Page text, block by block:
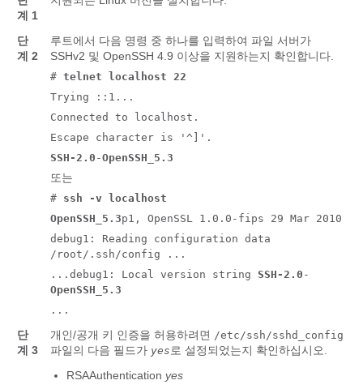
계 1
단
계 2
루트에서 다음 명령 중 하나를 입력하여 파일 서버가
SSHv2 및 OpenSSH 4.9 이상을 지원하는지 확인합니다.
# telnet localhost 22
Trying ::1...
Connected to localhost.
Escape character is '^]'.
SSH-2.0 -OpenSSH_5.3
또는
# ssh -v localhost
OpenSSH_5.3p1, OpenSSL 1.0.0-fips 29 Mar 2010
debug1: Reading configuration data
/root/.ssh/config ...
...debug1: Local version string SSH-2.0 -
OpenSSH_5.3
...
단
계 3
개인/공개 키 인증을 허용하려면 /etc/ssh/sshd_config
파일의 다음 필드가 yes 로 설정되었는지 확인하십시오.
RSAAuthentication yes